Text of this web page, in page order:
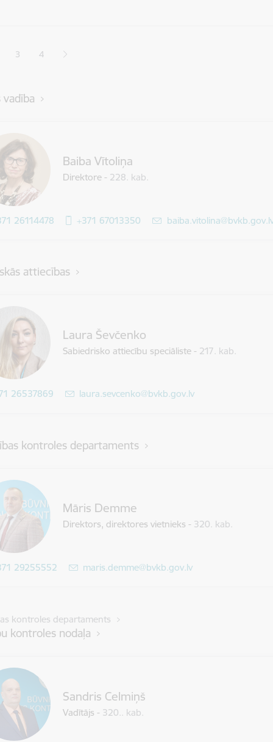
lapaLapa
3 Lapa
4
vadība
Baiba Vītoliņa
Direktore - 228. kab.
26114478 +371 67013350 E-pasts:
attiecības
Laura Ševčenko
Sabiedrisko attiecību speciāliste - 217. kab.
26537869 E-pasts:
laura.sevcenko@bvkb.gov.lv
kontroles departaments
Māris Demme
Direktors, direktores vietnieks - 320. kab.
29255552 E-pasts:
maris.demme@bvkb.gov.lv
kontroles departaments
kontroles nodaļa
Sandris Celmiņš
Vadītājs - 320.. kab.